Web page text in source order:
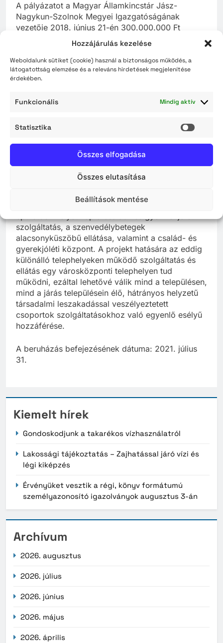
Hozzájárulás kezelése
Weboldalunk sütiket (cookie) használ a biztonságos működés, a
látogatottság elemzése és a releváns hirdetések megjelenítése
érdekében.
Funkcionális Mindig aktív
Statisztika
Összes elfogadása
Összes elutasítása
Beállítások mentése
A pályázatot a Magyar Államkincstár Jász-
Nagykun-Szolnok Megyei Igazgatóságának
vezetője 2018. június 21-én 300.000.000 Ft
összegű vissza nem térítendő támogatásra
érdemesnek ítélte, 100 %-os támogatási intenzitás
mellett
A Támogatási Szerződés aláírására 2018. július
1. szám alatti, korábban idősek otthonaként
szociális és gyermekjóléti alap -, nappali-, és
szakellátásokat integráltan biztosító Humán
Szolgáltató Központ székhelyévé válik, amely
helyet ad több alapszolgáltatásnak és annak
koordinációját, kiszolgálását végző szervezeti
egységnek. A fejlesztés eredményeként az
szolgáltatás, a szenvedélybetegek
alacsonyküszöbű ellátása, valamint a család- és
gyerekjóléti központ. A projekt hatására az eddig
különálló telephelyeken működő szolgáltatás és
ellátás egy városközponti telephelyen tud
működni, ezáltal lehetővé válik mind a településen,
mind a járás településein élő, hátrányos helyzetű
társadalmi leszakadással veszélyeztetett
csoportok szolgáltatásokhoz való egyenlő esélyű
hozzáférése.
A beruházás befejezésének dátuma: 2021. július
31.
Kiemelt hírek
Gondoskodjunk a takarékos vízhasználatról
Lakossági tájékoztatás – Zajhatással járó vízi és
légi kiképzés
Érvényüket vesztik a régi, könyv formátumú
személyazonosító igazolványok augusztus 3-án
Archívum
2026. augusztus
2026. július
2026. június
2026. május
2026. április